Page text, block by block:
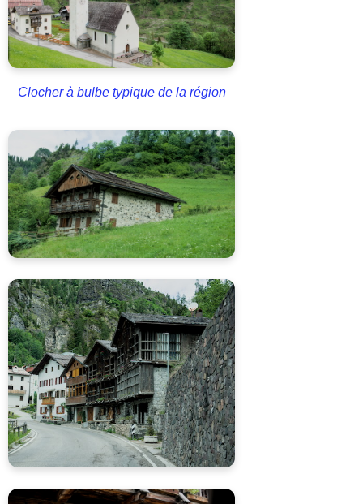
Clocher à bulbe typique de la région